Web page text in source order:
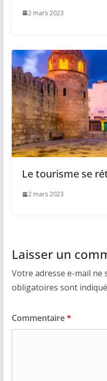
2 mars 2023
Le tourisme se
2 mars 2023
Laisser un
Votre adresse e-mail ne
obligatoires sont
Commentaire*